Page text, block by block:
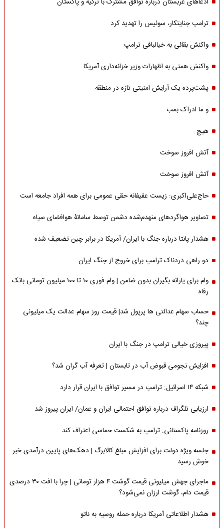
ترامپ جنایتکار، سوئیس را تهدید کرد
واکنش بقائی به خیالبافی ترامپ
واکنش همتی به اظهارات وزیر خزانه‌داری آمریکا
پشت‌پرده یک آرایش امنیتی تازه در منطقه
و ما ادراک بمب
هیچ
آتش افروز سوخت
آتش افروز سوخت
حاج‌علی‌اکبری: زیست عفیفانه حقی عمومی برای همه افراد جامعه است
تصاویر هواگردهای منهدم‌شده دشمن توسط سامانۀ هوافضای سپاه
هشدار پانتا درباره جنگ با ایران/ آمریکا در برابر چین تضعیف شده
دو راهی دردناک ترامپ برای خروج از جنگ ایران
وام برای یارانه بگیران بدون ضامن | وام فوری ۱۰ تا ۱۰۰ میلیون تومانی بانک
رفاه
حساب سهام عدالتی ها پرپول شد| قیمت روز سهام عدالت یک میلیونی
چند؟
پیروزی خیالی ترامپ در جنگ با ایران
افزایش نجومی قبوض آب در تابستان | تعرفه آب گران شد؟
شبکه ۱۴ اسرائیل: ترامپ در مسیر توافق با ایران قرار دارد
ارزیابی تلگراف درباره توافق احتمالی ایران و عمان/ ایران پیروز شد
روزنامه پاکستانی: ترامپ به شکست حماسی اعتراف کند
جلسه ویژه دولت برای افزایش مبلغ کالابرگ | دهک‌های پایین درآمدی خبر
خوش رسید
ماجرای جهش میلیونی قیمت گوشت ۴ هزار تومانی | چرا با افت ۳۰ درصدی
قیمت دام، گوشت ارزان نمی‌شود؟
هشدار اطلاعاتی آمریکا درباره حمله روسیه به ناتو